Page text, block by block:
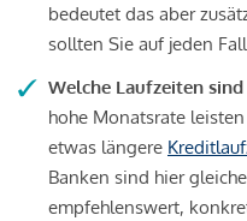
bedeutet das aber
sollten Sie auf jeden
Welche Laufzeiten
hohe Monatsrate
etwas längere
Banken sind hier
empfehlenswert,